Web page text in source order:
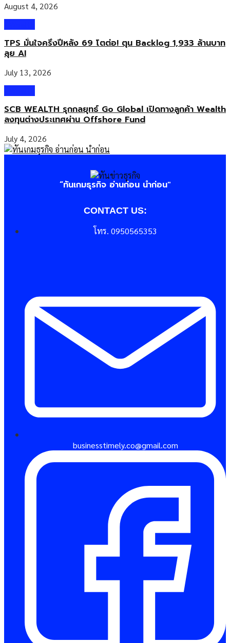
August 4, 2026
TPS มั่นใจครึ่งปีหลัง 69 โตต่อ! ตุน Backlog 1,933 ล้านบาท
ลุย AI
July 13, 2026
SCB WEALTH รุกกลยุทธ์ Go Global เปิดทางลูกค้า Wealth
ลงทุนต่างประเทศผ่าน Offshore Fund
July 4, 2026
“ทันเกมธุรกิจ อ่านก่อน นำก่อน"
CONTACT US:
โทร. 0950565353
businesstimely.co@gmail.com